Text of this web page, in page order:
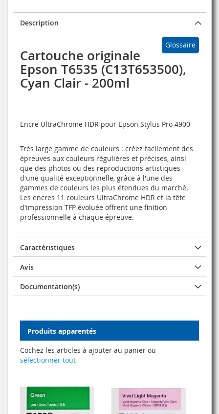
Description
Glossaire
Cartouche originale
Epson T6535 (C13T653500),
Cyan Clair - 200ml
Encre UltraChrome HDR pour Epson Stylus Pro 4900
Très large gamme de couleurs : créez facilement des
épreuves aux couleurs régulières et précises, ainsi
que des photos ou des reproductions artistiques
d'une qualité exceptionnelle, grâce à l'une des
gammes de couleurs les plus étendues du marché.
Les encres 11 couleurs UltraChrome HDR et la tête
d'impression TFP évoluée offrent une finition
professionnelle à chaque épreuve.
Caractéristiques
Avis
Documentation(s)
Produits apparentés
Cochez les articles à ajouter au panier ou
sélectionner tout